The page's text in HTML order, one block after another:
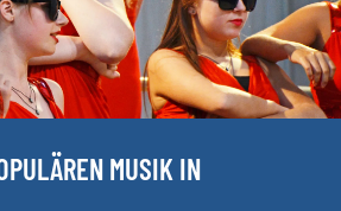
MUSIK IN